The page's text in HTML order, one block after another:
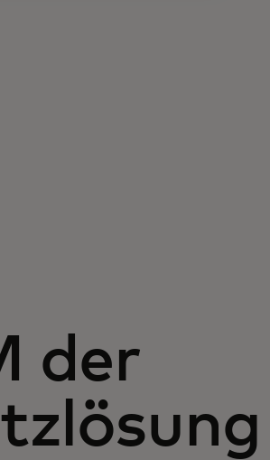
der